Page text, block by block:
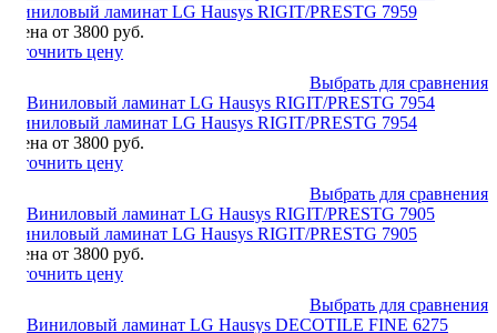
Виниловый ламинат LG Hausys RIGIT/PRESTG 7959
Цена от 3800 руб.
Уточнить цену
Выбрать для сравнения
Виниловый ламинат LG Hausys RIGIT/PRESTG 7954
Цена от 3800 руб.
Уточнить цену
Выбрать для сравнения
Виниловый ламинат LG Hausys RIGIT/PRESTG 7905
Цена от 3800 руб.
Уточнить цену
Выбрать для сравнения